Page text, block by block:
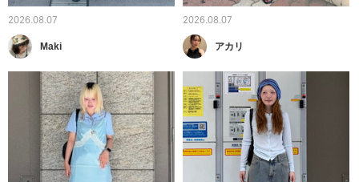
2026.08.07
Maki
2026.08.07
アカリ